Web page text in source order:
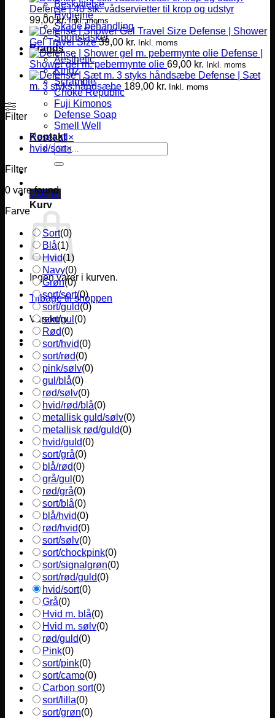
Beskyttelse
Hygiejne
Skade behandling
Sportstasker
Brands
Aesthetic
Kingz
Scramble
Choke Republic
Fuji Kimonos
Defense Soap
Smell Well
Kontakt
Søg
efter:
0,00 kr.
Kurv
Ingen varer i kurven.
Tilbage til shoppen
Varekurv
Defense | 40 stk. vådservietter til krop og udstyr
99,00kr. Inkl. moms
Defense | Shower
Gel Travel Size 39,00 kr. Inkl. moms
Defense |
Shower gel m. pebermynte olie 69,00 kr. Inkl. moms
Defense | Sæt
m. 3 styks håndsæbe 189,00 kr. Inkl. moms
Filter
Reset all ×
hvid/sort×
Filter
0 vare found
Farve
Sort(0)
Blå(1)
Hvid(1)
Navy(0)
Grøn(0)
sort/sort(0)
sort/guld(0)
sort/gul (0)
Rød(0)
sort/hvid(0)
sort/rød(0)
pink/sølv(0)
gul/blå(0)
rød/sølv(0)
hvid/rød/blå(0)
metallisk guld/sølv(0)
metallisk rød/guld(0)
hvid/guld(0)
sort/grå(0)
blå/rød(0)
grå/gul (0)
rød/grå(0)
sort/blå(0)
blå/hvid(0)
rød/hvid(0)
sort/sølv(0)
sort/chockpink(0)
sort/signalgrøn(0)
sort/rød/guld(0)
hvid/sort(0)
Grå(0)
Hvid m. blå(0)
Hvid m. sølv(0)
rød/guld(0)
Pink(0)
sort/pink(0)
sort/camo(0)
Carbon sort(0)
sort/lilla(0)
sort/grøn(0)